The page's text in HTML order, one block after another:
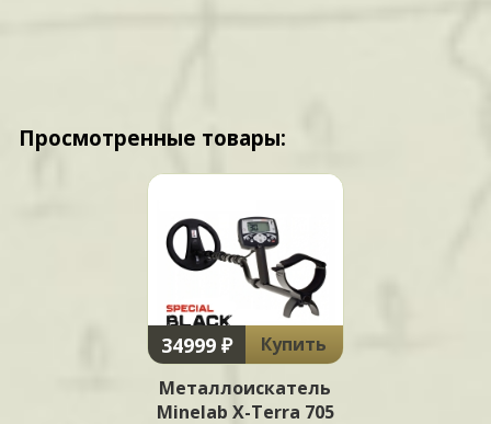
Просмотренные товары:
34999 ₽
Купить
Металлоискатель
Minelab X-Terra 705